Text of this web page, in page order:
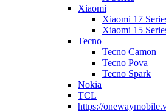
Xiaomi
Xiaomi 17
Xiaomi 15
Tecno
Tecno Camon
Tecno Pova
Tecno Spark
Nokia
TCL
https://